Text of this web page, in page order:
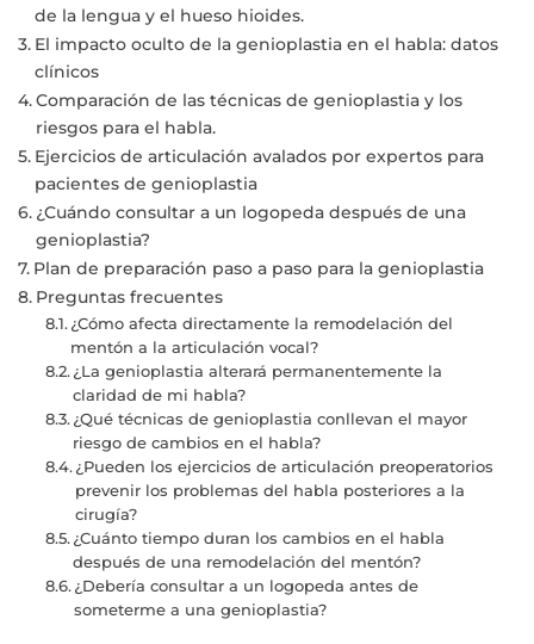
de la lengua y el hueso hioides.
El impacto oculto de la genioplastia en el habla: datos
clínicos
Comparación de las técnicas de genioplastia y los
riesgos para el habla.
Ejercicios de articulación avalados por expertos para
pacientes de genioplastia
¿Cuándo consultar a un logopeda después de una
genioplastia?
Plan de preparación paso a paso para la genioplastia
Preguntas frecuentes
¿Cómo afecta directamente la remodelación del
mentón a la articulación vocal?
¿La genioplastia alterará permanentemente la
claridad de mi habla?
¿Qué técnicas de genioplastia conllevan el mayor
riesgo de cambios en el habla?
¿Pueden los ejercicios de articulación preoperatorios
prevenir los problemas del habla posteriores a la
cirugía?
¿Cuánto tiempo duran los cambios en el habla
después de una remodelación del mentón?
¿Debería consultar a un logopeda antes de
someterme a una genioplastia?